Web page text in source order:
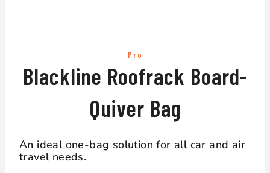
Pro
Blackline Roofrack Board-
Quiver Bag
An ideal one-bag solution for all car and air
travel needs.